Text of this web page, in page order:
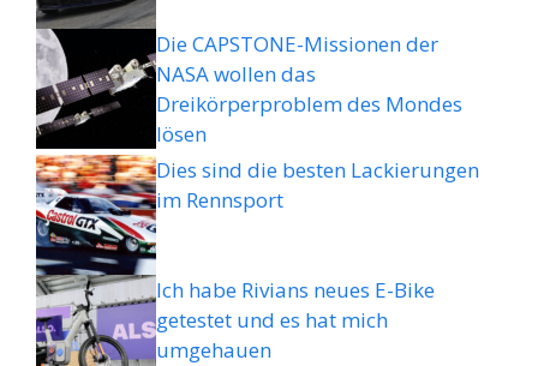
Die CAPSTONE-Missionen der
NASA wollen das
Dreikörperproblem des Mondes
lösen
Dies sind die besten Lackierungen
im Rennsport
Ich habe Rivians neues E-Bike
getestet und es hat mich
umgehauen